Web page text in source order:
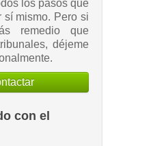
los pasos que
sí mismo. Pero si
remedio que
déjeme
con el